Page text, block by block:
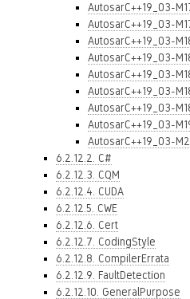
AutosarC++19_03-
AutosarC++19_03-
AutosarC++19_03-
AutosarC++19_03-
AutosarC++19_03-
AutosarC++19_03-
AutosarC++19_03-
AutosarC++19_03-
AutosarC++19_03-
6.2.12.2. C#
6.2.12.3. CQM
6.2.12.4. CUDA
6.2.12.5. CWE
6.2.12.6. Cert
6.2.12.7. CodingStyle
6.2.12.8. CompilerErrata
6.2.12.9. FaultDetection
6.2.12.10. GeneralPurpose